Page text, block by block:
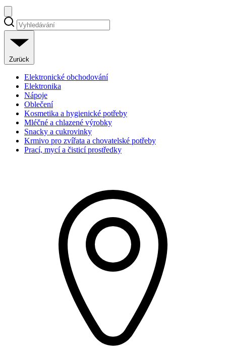
Zurück
Elektronické obchodování
Elektronika
Nápoje
Oblečení
Kosmetika a hygienické potřeby
Mléčné a chlazené výrobky
Snacky a cukrovinky
Krmivo pro zvířata a chovatelské potřeby
Prací, mycí a čisticí prostředky